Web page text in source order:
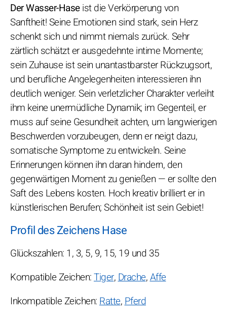
Der Wasser-Haseist die Verkörperung von
Sanftheit! Seine Emotionen sind stark, sein Herz
schenkt sich und nimmt niemals zurück. Sehr
zärtlich schätzt er ausgedehnte intime Momente;
sein Zuhause ist sein unantastbarster Rückzugsort,
und berufliche Angelegenheiten interessieren ihn
deutlich weniger. Sein verletzlicher Charakter verleiht
ihm keine unermüdliche Dynamik; im Gegenteil, er
muss auf seine Gesundheit achten, um langwierigen
Beschwerden vorzubeugen, denn er neigt dazu,
somatische Symptome zu entwickeln. Seine
Erinnerungen können ihn daran hindern, den
gegenwärtigen Moment zu genießen — er sollte den
Saft des Lebens kosten. Hoch kreativ brilliert er in
künstlerischen Berufen; Schönheit ist sein Gebiet!
Profil des Zeichens Hase
Glückszahlen: 1, 3, 5, 9, 15, 19 und 35
Kompatible Zeichen:Tiger, Drache,Affe
Inkompatible Zeichen: Ratte, Pferd